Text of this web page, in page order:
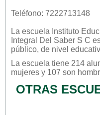
Teléfono: 7222713148
La escuela Instituto
Integral Del Saber S C
público, de nivel
La escuela tiene 214
mujeres y 107 son
OTRAS